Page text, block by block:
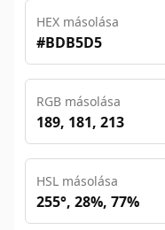
HEX másolása
#BDB5D5
RGB másolása
189, 181, 213
HSL másolása
255°, 28%, 77%